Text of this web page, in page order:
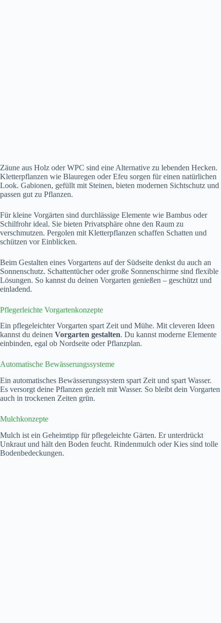
Zäune aus Holz oder WPC sind eine Alternative zu lebenden Hecken.
Kletterpflanzen wie Blauregen oder Efeu sorgen für einen natürlichen
Look. Gabionen, gefüllt mit Steinen, bieten modernen Sichtschutz und
passen gut zu Pflanzen.
Für kleine Vorgärten sind durchlässige Elemente wie Bambus oder
Schilfrohr ideal. Sie bieten Privatsphäre ohne den Raum zu
verschmutzen. Pergolen mit Kletterpflanzen schaffen Schatten und
schützen vor Einblicken.
Beim Gestalten eines Vorgartens auf der Südseite denkst du auch an
Sonnenschutz. Schattentücher oder große Sonnenschirme sind flexible
Lösungen. So kannst du deinen Vorgarten genießen – geschützt und
einladend.
Pflegerleichte Vorgartenkonzepte
Ein pflegeleichter Vorgarten spart Zeit und Mühe. Mit cleveren Ideen
kannst du deinen Vorgarten gestalten. Du kannst moderne Elemente
einbinden, egal ob Nordseite oder Pflanzplan.
Automatische Bewässerungssysteme
Ein automatisches Bewässerungssystem spart Zeit und spart Wasser.
Es versorgt deine Pflanzen gezielt mit Wasser. So bleibt dein Vorgarten
auch in trockenen Zeiten grün.
Mulchkonzepte
Mulch ist ein Geheimtipp für pflegeleichte Gärten. Er unterdrückt
Unkraut und hält den Boden feucht. Rindenmulch oder Kies sind tolle
Bodenbedeckungen.